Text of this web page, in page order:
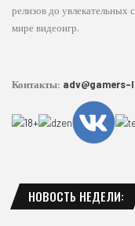
релизов до увлекательных
мире видеоигр.
Контакты: adv@gamers-
НОВОСТЬ НЕДЕЛИ: